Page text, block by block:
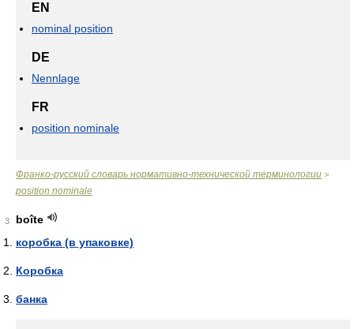
EN
nominal position
DE
Nennlage
FR
position nominale
Франко-русский словарь нормативно-технической терминологии >
position nominale
3
boîte
коробка (в упаковке)
Коробка
банка